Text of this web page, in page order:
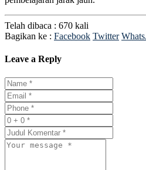
Telah dibaca : 670 kali
Bagikan ke : Facebook Twitter
Leave a Reply